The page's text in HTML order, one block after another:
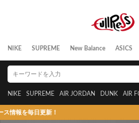
NIKE SUPREME New Balance ASICS
NIKE SUPREME AIR JORDAN DUNK AIR
日更新！